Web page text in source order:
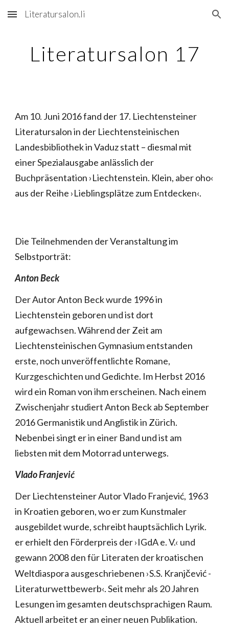
Skip to main content Skip to navigation
Literatursalon.li
Literatursalon 17
Am 10. Juni 2016 fand der 17. Liechtensteiner
Literatursalon in der Liechten­stei­ni­­schen
Landesbibliothek in Vaduz statt – diesmal mit
einer Spezialausgabe anlässlich der
Buchpräsentation ›Liechtenstein. Klein, aber oho‹
aus der Reihe ›Lieblingsplätze zum Entdecken‹.
Die Teilnehmenden der Veranstaltung im
Selbstporträt:
Anton Beck
Der Autor Anton Beck wurde 1996 in
Liechtenstein geboren und ist dort
aufgewachsen. Während der Zeit am
Liechtensteinischen Gymnasium entstanden
erste, noch unveröffentlichte Romane,
Kurzgeschichten und Gedichte. Im Herbst 2016
wird ein Roman von ihm erscheinen. Nach einem
Zwischenjahr studiert Anton Beck ab September
2016 Germanistik und Anglistik in Zürich.
Nebenbei singt er in einer Band und ist am
liebsten mit dem Motorrad unterwegs.
Vlado Franjević
Der Liechtensteiner Autor Vlado Franjević, 1963
in Kroatien geboren, wo er zum Kunstmaler
ausgebildet wurde, schreibt hauptsächlich Lyrik.
er erhielt den Förderpreis der ›IGdA e. V.‹ und
gewann 2008 den für Literaten der kroatischen
Weltdiaspora ausgeschriebenen ›S.S. Kranjčević -
Literaturwettbewerb‹. Seit mehr als 20 Jahren
Lesungen im gesamten deutschsprachigen Raum.
Aktuell arbeitet er an einer neuen Publikation.